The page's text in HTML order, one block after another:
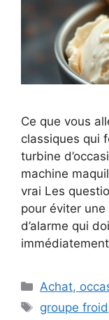
Ce que vous
classiques qui
turbine
machine
vrai Les
pour éviter
d’alarme qui
Catégories
Achat,
Étiquettes
groupe froid